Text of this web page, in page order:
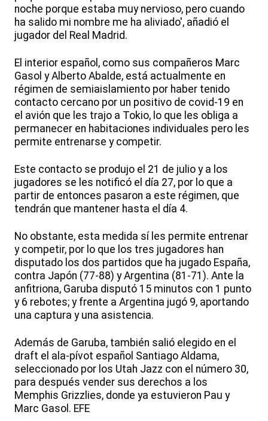
noche porque estaba muy nervioso, pero cuando
ha salido mi nombre me ha aliviado', añadió el
jugador del Real Madrid.
El interior español, como sus compañeros Marc
Gasol y Alberto Abalde, está actualmente en
régimen de semiaislamiento por haber tenido
contacto cercano por un positivo de covid-19 en
el avión que les trajo a Tokio, lo que les obliga a
permanecer en habitaciones individuales pero les
permite entrenarse y competir.
Este contacto se produjo el 21 de julio y a los
jugadores se les notificó el día 27, por lo que a
partir de entonces pasaron a este régimen, que
tendrán que mantener hasta el día 4.
No obstante, esta medida sí les permite entrenar
y competir, por lo que los tres jugadores han
disputado los dos partidos que ha jugado España,
contra Japón (77-88) y Argentina (81-71). Ante la
anfitriona, Garuba disputó 15 minutos con 1 punto
y 6 rebotes; y frente a Argentina jugó 9, aportando
una captura y una asistencia.
Además de Garuba, también salió elegido en el
draft el ala-pívot español Santiago Aldama,
seleccionado por los Utah Jazz con el número 30,
para después vender sus derechos a los
Memphis Grizzlies, donde ya estuvieron Pau y
Marc Gasol. EFE